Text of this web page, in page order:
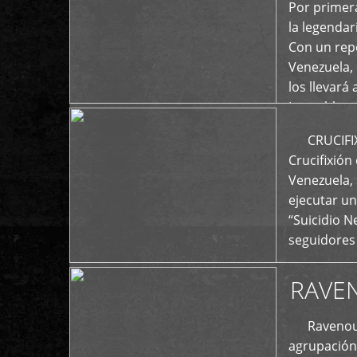
Por
la
Con un
los llevará
La
Crucifixión
ejecutar
“Suicidio